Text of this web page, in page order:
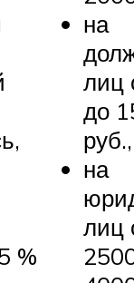
%
на
лиц
до
руб.,
на
лиц